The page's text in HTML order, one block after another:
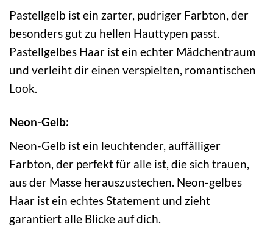
Pastellgelb ist ein zarter, pudriger Farbton, der
besonders gut zu hellen Hauttypen passt.
Pastellgelbes Haar ist ein echter Mädchentraum
und verleiht dir einen verspielten, romantischen
Look.
Neon-Gelb:
Neon-Gelb ist ein leuchtender, auffälliger
Farbton, der perfekt für alle ist, die sich trauen,
aus der Masse herauszustechen. Neon-gelbes
Haar ist ein echtes Statement und zieht
garantiert alle Blicke auf dich.